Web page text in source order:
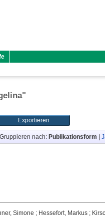
"
Gruppieren nach: Publikationsform
Simone ; Hessefort, Markus ;